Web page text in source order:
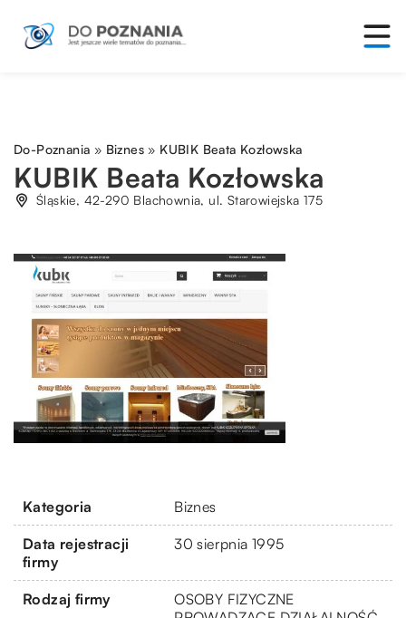
Do-Poznania » Biznes » KUBIK Beata Kozłowska
KUBIK Beata Kozłowska
Śląskie, 42-290 Blachownia, ul. Starowiejska 175
Kategoria Biznes
Data rejestracji
firmy
30 sierpnia 1995
Rodzaj firmy
OSOBY FIZYCZNE